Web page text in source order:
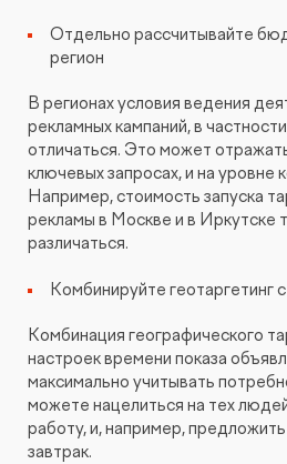
Отдельно рассчитывайте
регион
В регионах условия ведения
рекламных кампаний, в
отличаться. Это может
ключевых запросах, и на уровне
Например, стоимость запуска
рекламы в Москве и в Иркутске
различаться.
Комбинируйте геотаргетинг
Комбинация географического
настроек времени показа
максимально учитывать
можете нацелиться на тех
работу, и, например,
завтрак.